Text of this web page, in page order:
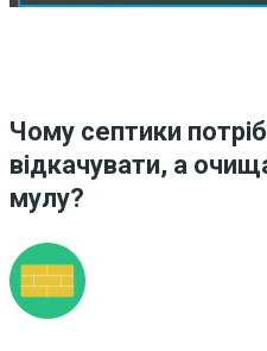
Чому септики
відкачувати, а
мулу?